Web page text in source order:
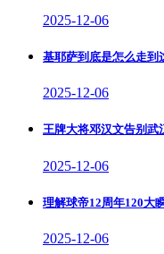
2025-12-06
基耶萨到底是怎么走到
2025-12-06
王牌大将邓汉文告别武
2025-12-06
理解球帝12周年120大
2025-12-06